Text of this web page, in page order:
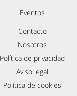
Eventos
Contacto
Nosotros
Política de privacidad
Aviso legal
Política de cookies